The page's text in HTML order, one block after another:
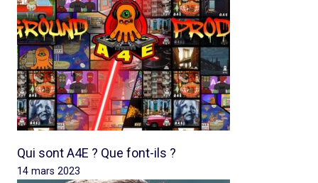
Qui sont A4E ? Que font-ils ?
14 mars 2023